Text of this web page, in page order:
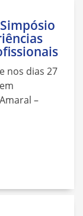
nos dias 27
–